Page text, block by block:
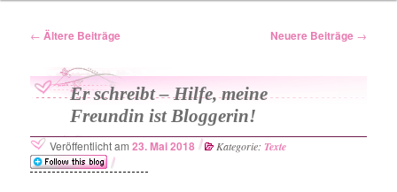
Artikelnavigation
← Ältere Beiträge Neuere Beiträge →
Er schreibt – Hilfe, meine
Freundin ist Bloggerin!
Veröffentlicht am23. Mai 2018 Kategorie: Texte